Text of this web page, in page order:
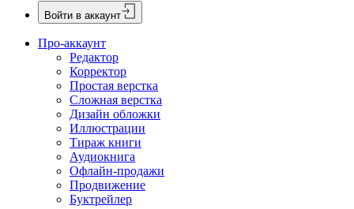
Войти в аккаунт
Про-аккаунт
Редактор
Корректор
Простая верстка
Сложная верстка
Дизайн обложки
Иллюстрации
Тираж книги
Аудиокнига
Офлайн-продажи
Продвижение
Буктрейлер